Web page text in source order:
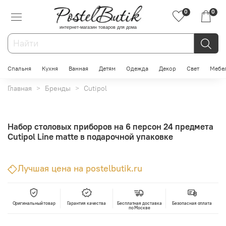
интернет-магазин товаров для дома
0 0
Спальня Кухня Ванная Детям Одежда Декор Свет
Главная Бренды Cutipol
Набор столовых приборов на 6 персон 24 предмета
Cutipol Line matte в подарочной упаковке
Лучшая цена на postelbutik.ru
Оригинальный товар Гарантия качества
Бесплатная доставка
по Москве
Безопасная оплата